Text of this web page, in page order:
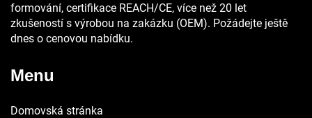
formování, certifikace REACH/CE, více než 20 let
zkušeností s výrobou na zakázku (OEM). Požádejte ještě
dnes o cenovou nabídku.
Menu
Domovská stránka